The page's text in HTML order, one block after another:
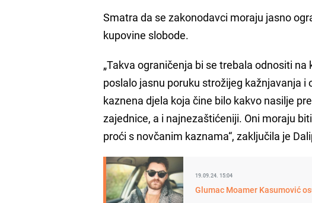
Smatra da se zakonodavci moraju jasno
kupovine slobode.
„Takva ograničenja bi se trebala odnositi
poslalo jasnu poruku strožijeg kažnjavanja
kaznena djela koja čine bilo kakvo nasilje
zajednice, a i najnezaštićeniji. Oni moraju
proći s novčanim kaznama“, zaključila je
19.09.24. 15:04
Glumac Moamer Kasumović